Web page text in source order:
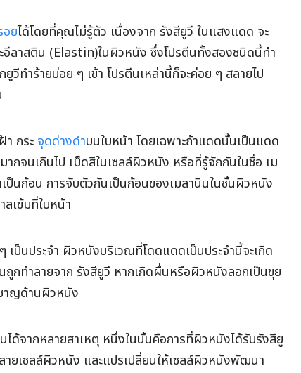
อยได้โดยที่คุณไม่รู้ตัว เนื่องจาก รังสียูวี ในแสงแดด จะ
ลาสติน (Elastin)ในผิวหนัง ซึ่งโปรตีนทั้งสองชนิดนี้ทำ
วีทำร้ายบ่อย ๆ เข้า โปรตีนเหล่านี้ก็จะค่อย ๆ สลายไป
า กระ จุดด่างดำบนใบหน้า โดยเฉพาะถ้าแดดนั้นเป็นแดด
จนเกินไป เม็ดสีในเซลล์ผิวหนัง หรือที่รู้จักกันในชื่อ เม
ป็นก้อน การจับตัวกันเป็นก้อนของเมลานินในชั้นผิวหนัง
เข้มที่ใบหน้า
ป็นประจำ ผิวหนังบริเวณที่โดดแดดเป็นประจำนี้จะเกิด
กทำลายจาก รังสียูวี หากเกิดผื่นหรือผิวหนังลอกเป็นขุย
าญด้านผิวหนัง
ได้จากหลายสาเหตุ หนึ่งในนั้นคือการที่ผิวหนังได้รับรังสียู
ายเซลล์ผิวหนัง และแปรเปลี่ยนให้เซลล์ผิวหนังพัฒนา